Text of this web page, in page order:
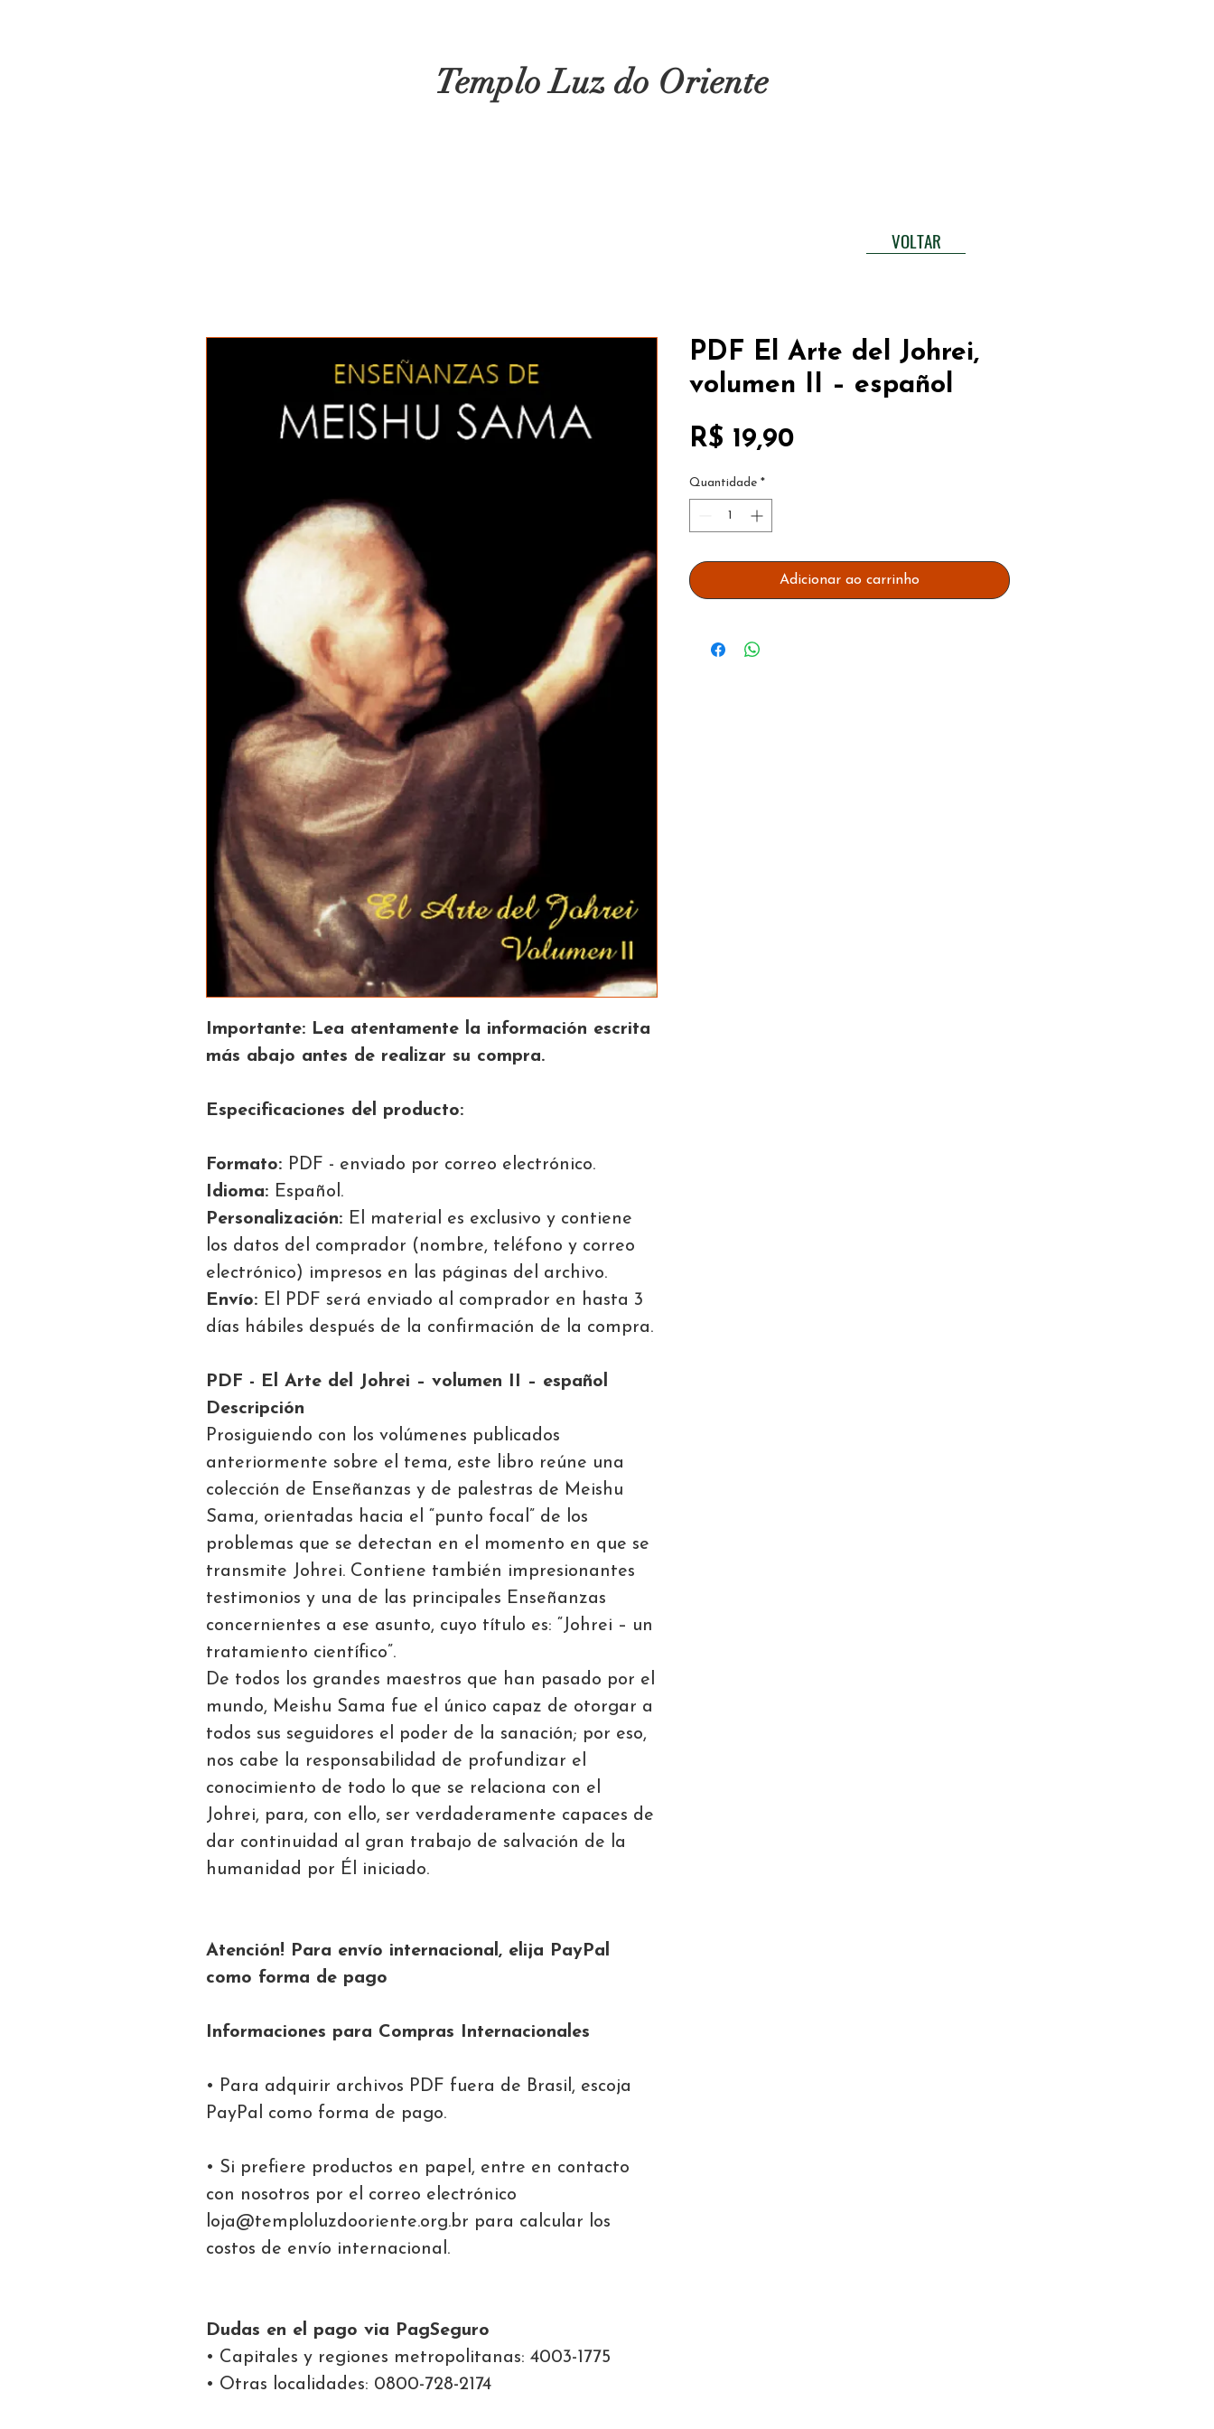
Templo Luz do Oriente
Importante: Lea atentamente la información escrita
más abajo antes de realizar su compra.
Especificaciones del producto:
Formato: PDF - enviado por correo electrónico.
Idioma: Español.
Personalización: El material es exclusivo y contiene
los datos del comprador (nombre, teléfono y correo
electrónico) impresos en las páginas del archivo.
Envío: El PDF será enviado al comprador en hasta 3
días hábiles después de la confirmación de la compra.
PDF - El Arte del Johrei – volumen II – español
Descripción
Prosiguiendo con los volúmenes publicados
anteriormente sobre el tema, este libro reúne una
colección de Enseñanzas y de palestras de Meishu
Sama, orientadas hacia el “punto focal” de los
problemas que se detectan en el momento en que se
transmite Johrei. Contiene también impresionantes
testimonios y una de las principales Enseñanzas
concernientes a ese asunto, cuyo título es: “Johrei – un
tratamiento científico”.
De todos los grandes maestros que han pasado por el
mundo, Meishu Sama fue el único capaz de otorgar a
todos sus seguidores el poder de la sanación; por eso,
nos cabe la responsabilidad de profundizar el
conocimiento de todo lo que se relaciona con el
Johrei, para, con ello, ser verdaderamente capaces de
dar continuidad al gran trabajo de salvación de la
humanidad por Él iniciado.
Atención! Para envío internacional, elija PayPal
como forma de pago
Informaciones para Compras Internacionales
• Para adquirir archivos PDF fuera de Brasil, escoja
PayPal como forma de pago.
• Si prefiere productos en papel, entre en contacto
con nosotros por el correo electrónico
loja@temploluzdooriente.org.br para calcular los
costos de envío internacional.
Dudas en el pago via PagSeguro
• Capitales y regiones metropolitanas: 4003-1775
• Otras localidades: 0800-728-2174
PDF El Arte del Johrei,
volumen II – español
R$ 19,90Preço
Quantidade *
Adicionar ao carrinho
VOLTAR